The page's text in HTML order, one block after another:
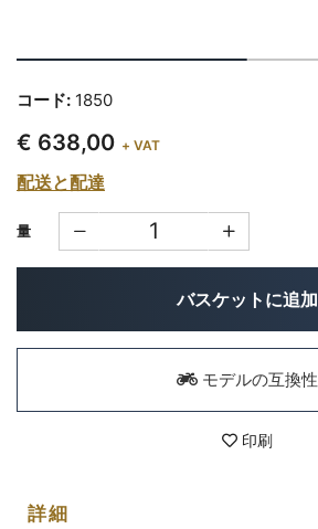
コード: 1850
€ 638,00 + VAT
配送と配達
量
バスケットに追加
モデルの互換性
印刷
詳細